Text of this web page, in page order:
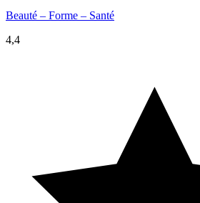
Beauté – Forme – Santé
4,4